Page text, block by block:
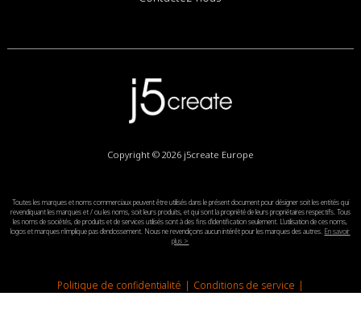
Copyright © 2026 j5create Europe
Toutes les marques et noms commerciaux peuvent être utilisés dans le présent document pour désigner soit les entités qui
revendiquant les marques et / ou les noms, soit leurs produits, et qui sont la propriété de leurs propriétaires respectifs. Tous
les noms de sociétés, de produits et de services utilisés sont à des fins d'identification seulement. L'utilisation de ces noms,
logos et marques n'implique pas d'endossement. Nous ne revendiçons aucun intérêt pour les marques des autres. En savoir
plus >
Politique de confidentialité | Conditions de service |